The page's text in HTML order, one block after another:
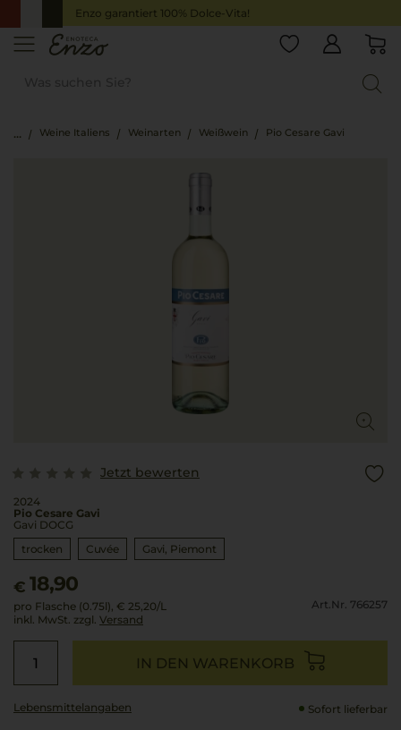
Enzo garantiert 100% Dolce-Vita!
Weine Italiens Weinarten Weißwein Pio Cesare Gavi
Jetzt bewerten
2024
Pio Cesare Gavi
Gavi DOCG
trocken
Cuvée Gavi Piemont
€ 18,90
pro Flasche (0.75l), € 25,20/L
inkl. MwSt. zzgl. Versand
Art.Nr. 766257
IN DEN WARENKORB
Lebensmittel­angaben Sofort lieferbar